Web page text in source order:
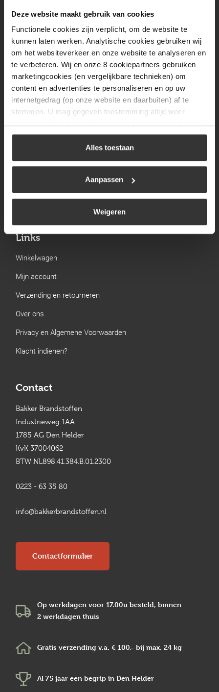
Deze website maakt gebruik van cookies
Functionele cookies zijn verplicht, om de website te
kunnen laten werken. Analytische cookies gebruiken wij
om het websiteverkeer en onze website te analyseren en
te verbeteren. Wij en onze 8 cookiepartners gebruiken
marketingcookies (en vergelijkbare technieken) om
content en advertenties te personaliseren en op uw
internetgedrag (op onze website en daarbuiten) af te
stemmen. U mag gegeven toestemming altijd weer
uw keuze op onze website verwijzen wij u naar ons
Alles toestaan
Aanpassen
Weigeren
08:00 tot 17:00
Vrijdag
08:00 tot 17:00
Zaterdag
09:30 tot 12:00
Zondag
Gesloten
Navigatie
BBQ
Kamperen
Gastechniek
Links
Winkelwagen
Mijn account
Verzending en retourneren
Over ons
Privacy en Algemene Voorwaarden
Klacht indienen?
Contact
Bakker Brandstoffen
Industrieweg 1AA
1785 AG Den Helder
KvK 37004062
BTW NL898.41.384.B.01.2300
0223 - 63 35 80
info@bakkerbrandstoffen.nl
Contactformulier
Op werkdagen voor 17.00u besteld, binnen
2 werkdagen thuis
Gratis verzending v.a. € 100,- bij max. 24 kg
Al 75 jaar een begrip in Den Helder